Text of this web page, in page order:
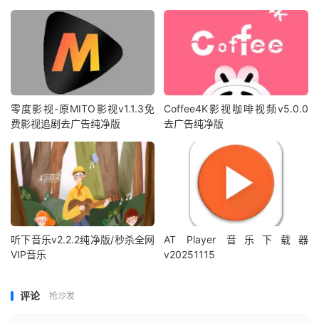
零度影视-原MITO影视v1.1.3免
费影视追剧去广告纯净版
Coffee4K影视咖啡视频v5.0.0
去广告纯净版
听下音乐v2.2.2纯净版/秒杀全网
VIP音乐
AT Player 音乐下载器
v20251115
评论 抢沙发